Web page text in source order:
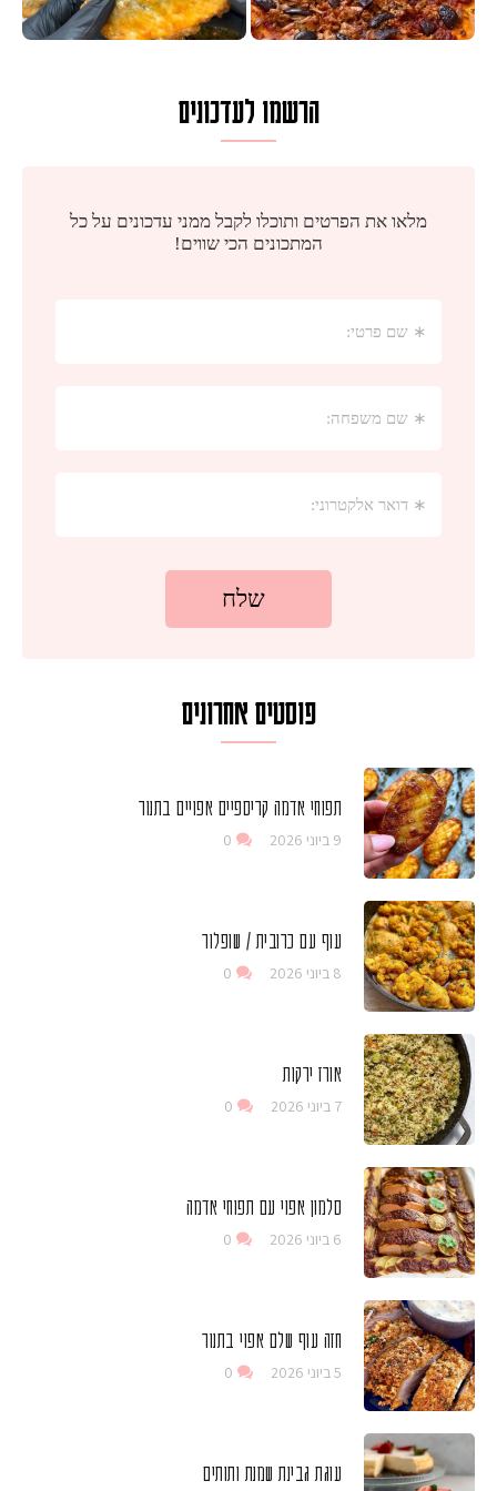
הרשמו לעדכונים
פוסטים אחרונים
תפוחי אדמה קריספיים אפויים בתנור
9 ביוני 2026 0
עוף עם כרובית / שופלור
8 ביוני 2026 0
אורז ירקות
7 ביוני 2026 0
סלמון אפוי עם תפוחי אדמה
6 ביוני 2026 0
חזה עוף שלם אפוי בתנור
5 ביוני 2026 0
עוגת גבינת שמנת ותותים